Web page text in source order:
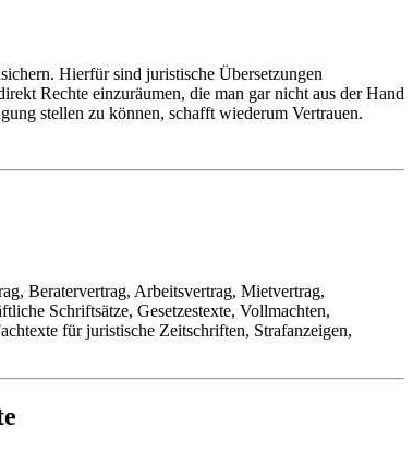
Hierfür sind juristische Übersetzungen
Rechte einzuräumen, die man gar nicht aus der Hand
stellen zu können, schafft wiederum Vertrauen.
Beratervertrag, Arbeitsvertrag, Mietvertrag,
Schriftsätze, Gesetzestexte, Vollmachten,
für juristische Zeitschriften, Strafanzeigen,